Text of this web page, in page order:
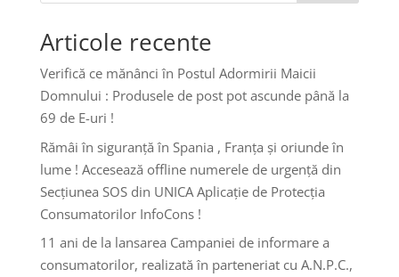
Articole recente
Verifică ce mănânci în Postul Adormirii Maicii
Domnului : Produsele de post pot ascunde până la
69 de E-uri !
Rămâi în siguranță în Spania , Franța și oriunde în
lume ! Accesează offline numerele de urgență din
Secțiunea SOS din UNICA Aplicație de Protecția
Consumatorilor InfoCons !
11 ani de la lansarea Campaniei de informare a
consumatorilor, realizată în parteneriat cu A.N.P.C.,